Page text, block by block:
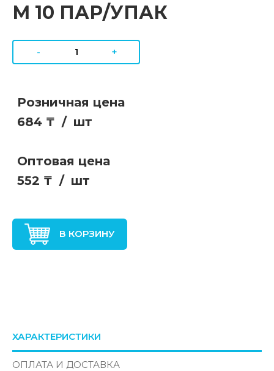
М 10 ПАР/УПАК
- +
Розничная цена
684 ₸ / шт
Оптовая цена
552 ₸ / шт
В КОРЗИНУ
ХАРАКТЕРИСТИКИ
ОПЛАТА И ДОСТАВКА